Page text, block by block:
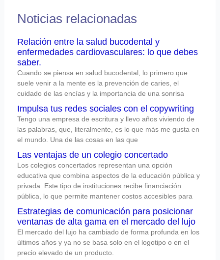
Noticias relacionadas
Relación entre la salud bucodental y
enfermedades cardiovasculares: lo que debes
saber.
Cuando se piensa en salud bucodental, lo primero que
suele venir a la mente es la prevención de caries, el
cuidado de las encías y la importancia de una sonrisa
Impulsa tus redes sociales con el copywriting
Tengo una empresa de escritura y llevo años viviendo de
las palabras, que, literalmente, es lo que más me gusta en
el mundo. Una de las cosas en las que
Las ventajas de un colegio concertado
Los colegios concertados representan una opción
educativa que combina aspectos de la educación pública y
privada. Este tipo de instituciones recibe financiación
pública, lo que permite mantener costos accesibles para
Estrategias de comunicación para posicionar
ventanas de alta gama en el mercado del lujo
El mercado del lujo ha cambiado de forma profunda en los
últimos años y ya no se basa solo en el logotipo o en el
precio elevado de un producto.